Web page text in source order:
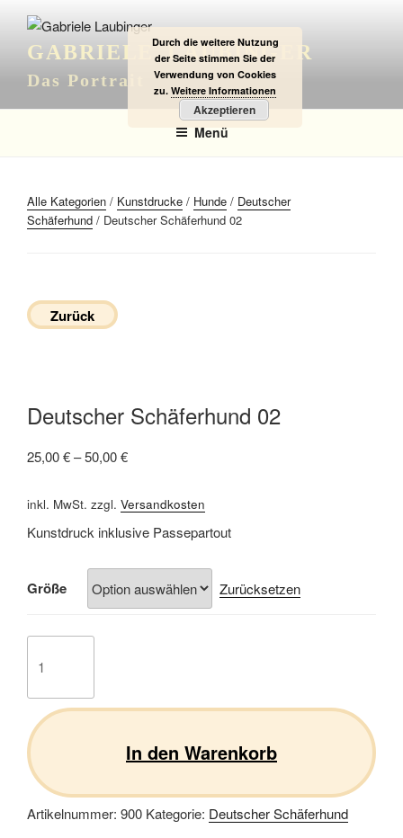
Inhalt
springenGABRIELE LAUBINGER
Das Portrait
Menü
Alle Kategorien / Kunstdrucke / Hunde / Deutscher
Schäferhund / Deutscher Schäferhund 02
Zurück
Deutscher Schäferhund 02
25,00€–50,00€
inkl. MwSt. zzgl. Versandkosten
Kunstdruck inklusive Passepartout
Größe Zurücksetzen
Schäferhund
Menge
In den Warenkorb
Artikelnummer: 900 Kategorie: Deutscher Schäferhund
Durch die weitere Nutzung
der Seite stimmen Sie der
Verwendung von Cookies
zu. Weitere Informationen
Akzeptieren